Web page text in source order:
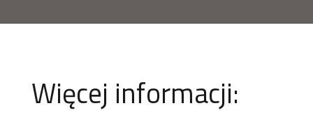
Więcej informacji: